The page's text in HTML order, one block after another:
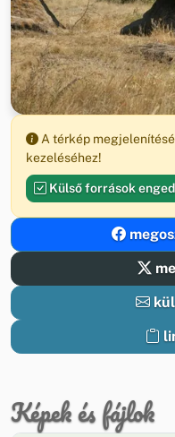
A térkép
kezeléséhez!
Külső források
Képek és fájlok